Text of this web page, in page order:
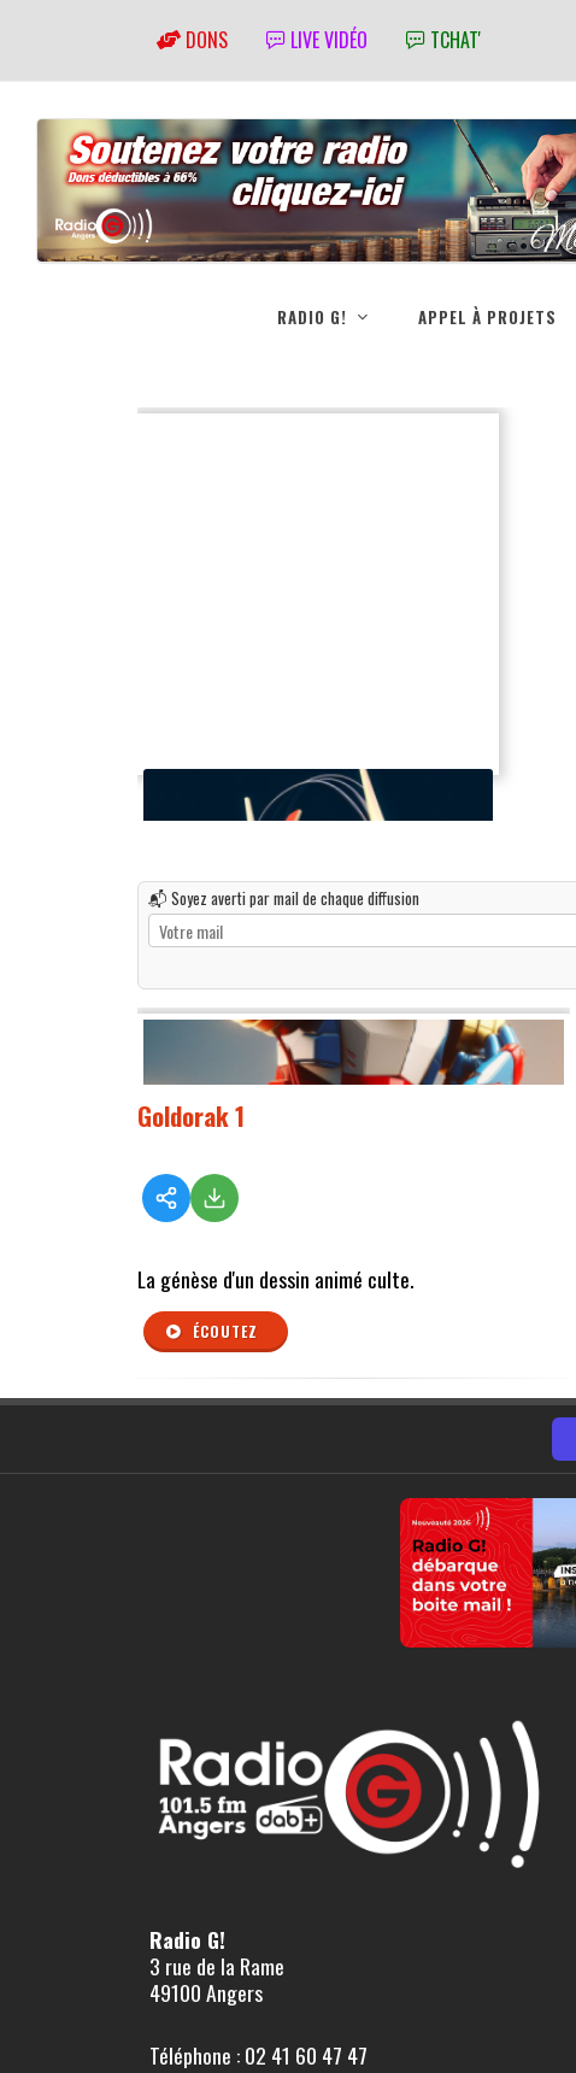
DONS LIVE VIDÉO TCHAT'
RADIO G! APPEL À PROJETS
📬 Soyez averti par mail de chaque diffusion
Goldorak 1
La génèse d'un dessin animé culte.
ÉCOUTEZ
Radio G!
3 rue de la Rame
49100 Angers
Téléphone : 02 41 60 47 47